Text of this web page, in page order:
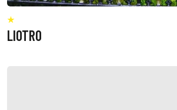
LIOTRO